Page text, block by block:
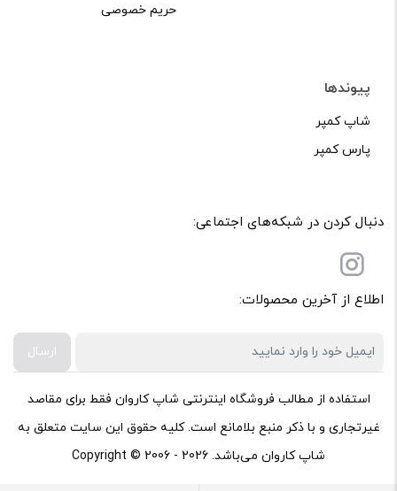
حریم خصوصی
پیوندها
شاپ کمپر
پارس کمپر
دنبال کردن در شبکه‌های اجتماعی:
اطلاع از آخرین محصولات:
ارسال
استفاده از مطالب فروشگاه اینترنتی شاپ کاروان فقط برای مقاصد
غیرتجاری و با ذکر منبع بلامانع است. کلیه حقوق این سایت متعلق به
شاپ کاروان می‌باشد. Copyright © 2006 - 2026